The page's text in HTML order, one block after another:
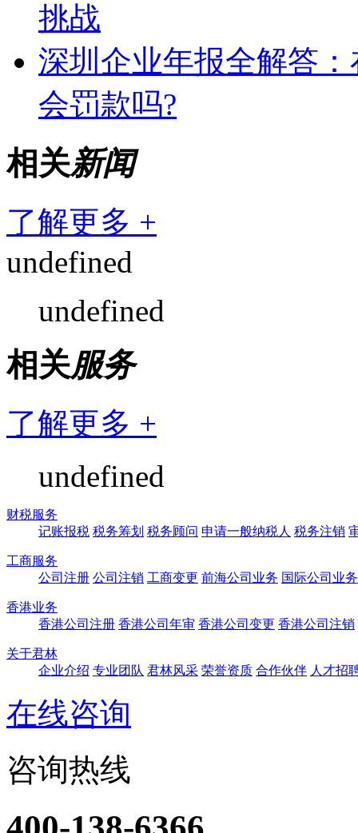
挑战
深圳企业年报全解答
会罚款吗?
相关新闻
了解更多 +
undefined
undefined
相关服务
了解更多 +
undefined
财税服务
记账报税 税务筹划 税务顾问 申请一般纳税人 税务注销
工商服务
公司注册 公司注销 工商变更 前海公司业务 国际公司业务
香港业务
香港公司注册 香港公司年审 香港公司变更 香港公司注销
关于君林
企业介绍 专业团队 君林风采 荣誉资质 合作伙伴 人才招
在线咨询
咨询热线